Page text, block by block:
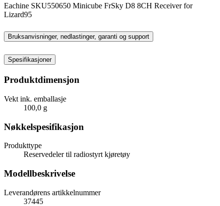
Eachine SKU550650 Minicube FrSky D8 8CH Receiver for
Lizard95
Bruksanvisninger, nedlastinger, garanti og support
Spesifikasjoner
Produktdimensjon
Vekt ink. emballasje
100,0 g
Nøkkelspesifikasjon
Produkttype
Reservedeler til radiostyrt kjøretøy
Modellbeskrivelse
Leverandørens artikkelnummer
37445